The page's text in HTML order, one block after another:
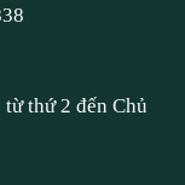
thứ 2 đến Chủ